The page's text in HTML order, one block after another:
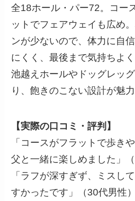
全18ホール・パー72。コー
ットでフェアウェイも広め
ンが少ないので、体力に自
にくく、最後まで気持ちよ
池越えホールやドッグレッ
り、飽きのこない設計が魅力
【実際の口コミ・評判】
「コースがフラットで歩き
父と一緒に楽しめました」（
「ラフが深すぎず、ミスし
すかったです」（30代男性）